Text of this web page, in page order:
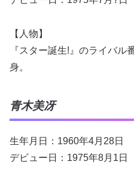
【人物】
『スター誕生!』のライバル
身。
青木美冴
生年月日：1960年4月28日
デビュー日：1975年8月1日